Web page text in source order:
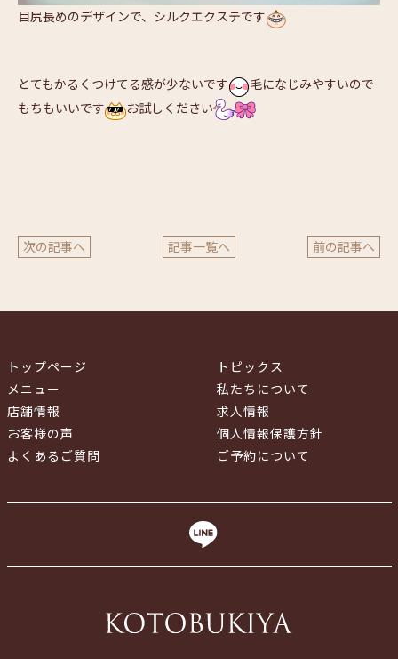
目尻長めのデザインで、シルクエクステです
とてもかるくつけてる感が少ないです
毛になじみやすいので
もちもいいです
お試しください
次の記事へ 記事一覧へ 前の記事へ
トップページ
メニュー
店舗情報
お客様の声
よくあるご質問
トピックス
私たちについて
求人情報
個人情報保護方針
ご予約について